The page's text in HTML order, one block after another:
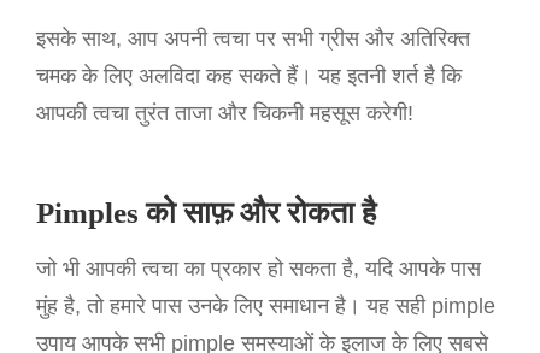
इसके साथ, आप अपनी त्वचा पर सभी ग्रीस और अतिरिक्त
चमक के लिए अलविदा कह सकते हैं। यह इतनी शर्त है कि
आपकी त्वचा तुरंत ताजा और चिकनी महसूस करेगी!
Pimples को साफ़ और रोकता है
जो भी आपकी त्वचा का प्रकार हो सकता है, यदि आपके पास
मुंह है, तो हमारे पास उनके लिए समाधान है। यह सही pimple
उपाय आपके सभी pimple समस्याओं के इलाज के लिए सबसे